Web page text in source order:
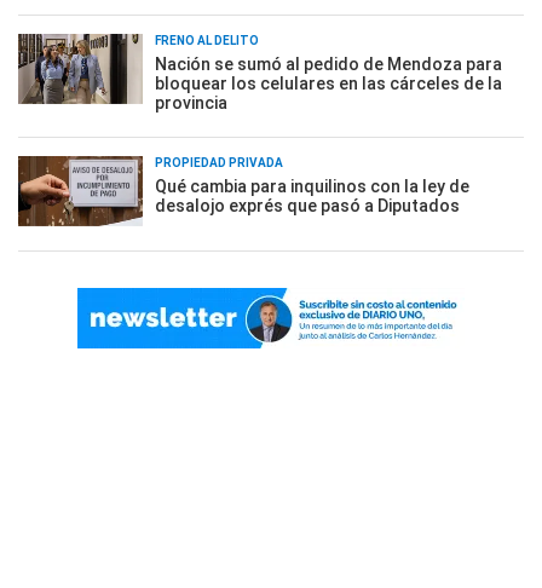
FRENO AL DELITO
Nación se sumó al pedido de Mendoza para
bloquear los celulares en las cárceles de la
provincia
PROPIEDAD PRIVADA
Qué cambia para inquilinos con la ley de
desalojo exprés que pasó a Diputados